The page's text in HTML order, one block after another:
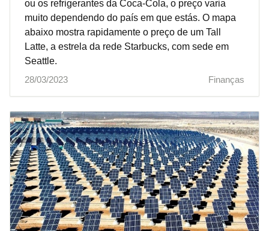
ou os refrigerantes da Coca-Cola, o preço varia
muito dependendo do país em que estás. O mapa
abaixo mostra rapidamente o preço de um Tall
Latte, a estrela da rede Starbucks, com sede em
Seattle.
28/03/2023
Finanças